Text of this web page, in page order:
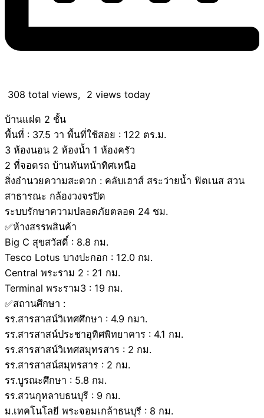
308 total views, 2 views today
บ้านแฝด 2 ชั้น
พื้นที่ : 37.5 วา พื้นที่ใช้สอย : 122 ตร.ม.
3 ห้องนอน 2 ห้องน้ำ 1 ห้องครัว
2 ที่จอดรถ บ้านหันหน้าทิศเหนือ
สิ่งอำนวยความสะดวก : คลับเฮาส์ สระว่ายน้ำ ฟิตเนส สวน
สาธารณะ กล้องวงจรปิด
ระบบรักษาความปลอดภัยตลอด 24 ชม.
✅ห้างสรรพสินค้า
Big C สุขสวัสดิ์ : 8.8 กม.
Tesco Lotus บางปะกอก : 12.0 กม.
Central พระราม 2 : 21 กม.
Terminal พระราม3 : 19 กม.
✅สถานศึกษา :
รร.สารสาสน์วิเทศศึกษา : 4.9 กมา.
รร.สารสาสน์ประชาอุทิศพิทยาคาร : 4.1 กม.
รร.สารสาสน์วิเทศสมุทรสาร : 2 กม.
รร.สารสาสน์สมุทรสาร : 2 กม.
รร.บูรณะศึกษา : 5.8 กม.
รร.สวนกุหลาบธนบุรี : 9 กม.
ม.เทคโนโลยี พระจอมเกล้าธนบุรี : 8 กม.